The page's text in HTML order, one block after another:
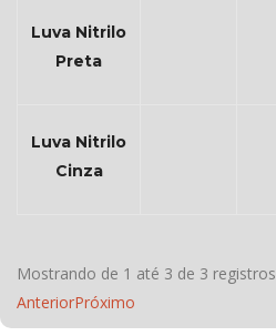
Luva Nitrilo
Preta
Luva Nitrilo
Cinza
Mostrando de 1 até 3 de 3 registros
AnteriorPróximo